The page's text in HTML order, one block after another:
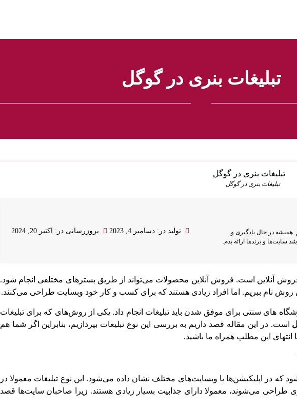
تبلیغات بنری در گوگل
تبلیغات بنری در گوگل
در حال یادگیری و
سایت‌ها و برندها ارائه بدم.
تولید در: دسامبر 4, 2023 بروزرسانی در: اکتبر 20, 2024
آنلاین است. فروش آنلاین محصولات می‌تواند از طریق بسترهای مختلفی انجام شود.
روش نام ببریم. اما افراد زیادی هستند که برای کسب و کار خود وبسایت طراحی می‌کنند.
های سنتی برای موفق شدن باید تبلیغات انجام داد. یکی از روش‌های که برای تبلیغات
است. در این مقاله قصد داریم به بررسی این نوع تبلیغات بپردازیم، بنابراین اگر شما هم
انتهای این مطلب همراه ما باشید.
که در اپلیکیشن‌ها یا وبسایت‌های مختلف نشان داده می‌شود. این نوع تبلیغات معمولا در
طراحی می‌شوند، معمولا دارای جذابیت بسیار زیادی هستند. زیرا صاحبان سایت‌ها قصد